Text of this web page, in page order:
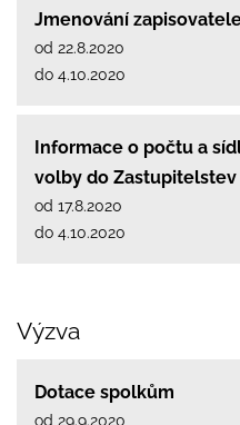
Jmenování
od 22.8.2020
do 4.10.2020
Informace o počtu a
volby do Zastupitelstev
od 17.8.2020
do 4.10.2020
Výzva
Dotace spolkům
od 29.9.2020